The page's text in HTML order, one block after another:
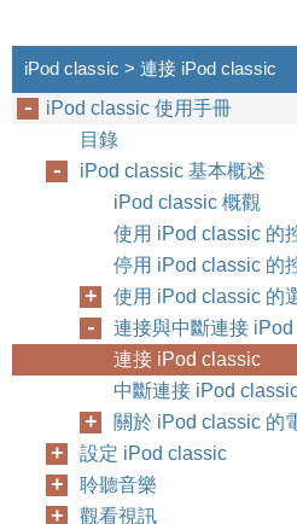
iPod classic > 連接 iPod classic
iPod classic 使用手冊
目錄
iPod classic 基本概述
iPod classic 概觀
使用 iPod classic 的
停用 iPod classic 的
使用 iPod classic 的
連接與中斷連接
連接 iPod classic
中斷連接 iPod
關於 iPod classic 的
設定 iPod classic
聆聽音樂
觀看視訊